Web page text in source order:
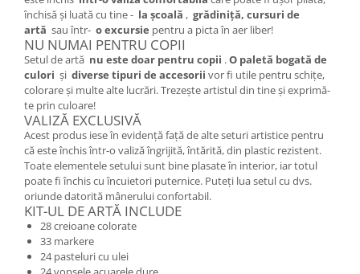
închisă și luată cu tine - la școală , grădiniță, cursuri de
artă sau într- o excursie pentru a picta în aer liber!
NU NUMAI PENTRU COPII
Setul de artă nu este doar pentru copii .O paletă bogată de
culori și diverse tipuri de accesorii vor fi utile pentru schițe,
colorare și multe alte lucrări. Trezește artistul din tine și exprimă-
te prin culoare!
VALIZĂ EXCLUSIVĂ
Acest produs iese în evidență față de alte seturi artistice pentru
că este închis într-o valiză îngrijită, întărită, din plastic rezistent.
Toate elementele setului sunt bine plasate în interior, iar totul
poate fi închis cu încuietori puternice. Puteți lua setul cu dvs.
oriunde datorită mânerului confortabil.
KIT-UL DE ARTĂ INCLUDE
28 creioane colorate
33 markere
24 pasteluri cu ulei